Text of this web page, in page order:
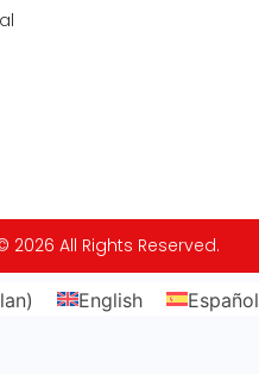
2026 All Rights Reserved.
) English Español